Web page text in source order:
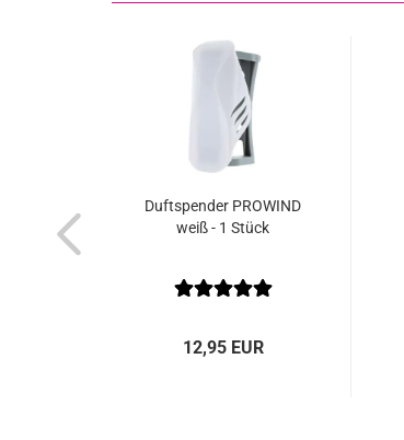
Duftspender PROWIND
weiß - 1 Stück
12,95 EUR